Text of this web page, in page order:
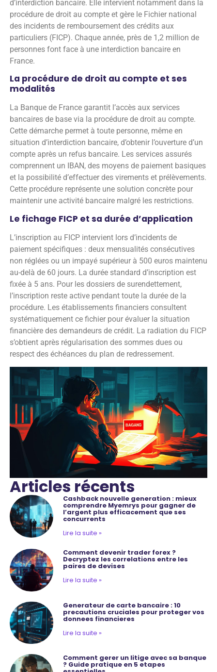
d’interdiction bancaire. Elle intervient notamment dans la
procédure de droit au compte et gère le Fichier national
des incidents de remboursement des crédits aux
particuliers (FICP). Chaque année, près de 1,2 million de
personnes font face à une interdiction bancaire en
France.
La procédure de droit au compte et ses
modalités
La Banque de France garantit l’accès aux services
bancaires de base via la procédure de droit au compte.
Cette démarche permet à toute personne, même en
situation d’interdiction bancaire, d’obtenir l’ouverture d’un
compte après un refus bancaire. Les services assurés
comprennent un IBAN, des moyens de paiement basiques
et la possibilité d’effectuer des virements et prélèvements.
Cette procédure représente une solution concrète pour
maintenir une activité bancaire malgré les restrictions.
Le fichage FICP et sa durée d’application
L’inscription au FICP intervient lors d’incidents de
paiement spécifiques : deux mensualités consécutives
non réglées ou un impayé supérieur à 500 euros maintenu
au-delà de 60 jours. La durée standard d’inscription est
fixée à 5 ans. Pour les dossiers de surendettement,
l’inscription reste active pendant toute la durée de la
procédure. Les établissements financiers consultent
systématiquement ce fichier pour évaluer la situation
financière des demandeurs de crédit. La radiation du FICP
s’obtient après régularisation des sommes dues ou
respect des échéances du plan de redressement.
Articles récents
Cashback nouvelle generation : mieux
comprendre Myemrys pour gagner de
l’argent plus efficacement que ses
concurrents
Lire la suite »
Comment devenir trader forex ?
Decryptez les correlations entre les
paires de devises
Lire la suite »
Generateur de carte bancaire : 10
precautions cruciales pour proteger vos
donnees financieres
Lire la suite »
Comment gerer un litige avec sa banque
? Guide pratique en 5 etapes